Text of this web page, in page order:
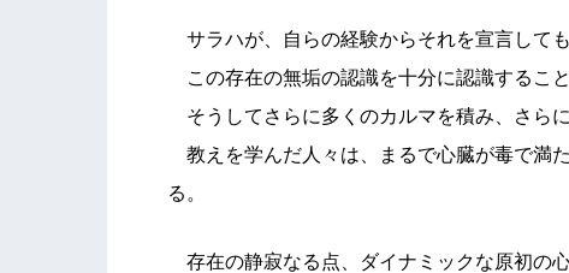
サラハが、自らの経験からそれを宣言しても
この存在の無垢の認識を十分に認識するこ
そうしてさらに多くのカルマを積み、さらに
教えを学んだ人々は、まるで心臓が毒で満
る。
存在の静寂なる点、ダイナミックな原初の心